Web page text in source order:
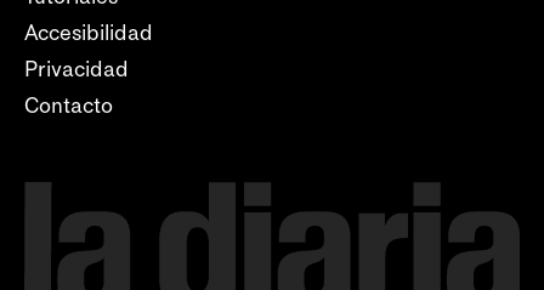
Accesibilidad
Privacidad
Contacto